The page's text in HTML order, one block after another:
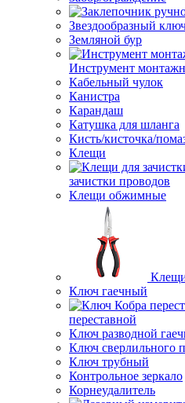
Звездообразный
Земляной бур
Инструмент
Кабельный чулок
Канистра
Карандаш
Катушка для шланга
Кисть/кисточка/
Клещи
зачистки проводов
Клещи обжимные
Ключ гаечный
переставной
Ключ разводной
Ключ сверлильного
Ключ трубный
Контрольное зеркало
Корнеудалитель